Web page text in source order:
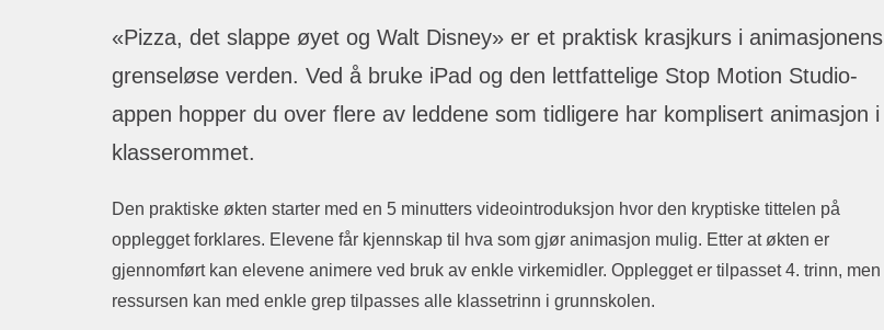
«Pizza, det slappe øyet og Walt Disney» er et praktisk krasjkurs i animasjonens
grenseløse verden. Ved å bruke iPad og den lettfattelige Stop Motion Studio-
appen hopper du over flere av leddene som tidligere har komplisert animasjon i
klasserommet.
Den praktiske økten starter med en 5 minutters videointroduksjon hvor den kryptiske tittelen på
opplegget forklares. Elevene får kjennskap til hva som gjør animasjon mulig. Etter at økten er
gjennomført kan elevene animere ved bruk av enkle virkemidler. Opplegget er tilpasset 4. trinn, men
ressursen kan med enkle grep tilpasses alle klassetrinn i grunnskolen.